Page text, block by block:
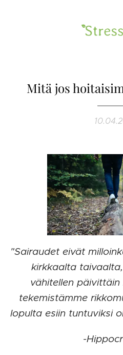
Mitä jos
"Sairaudet eivät
kirkkaalta
vähitellen
tekemistämme
lopulta esiin tuntuviksi
-